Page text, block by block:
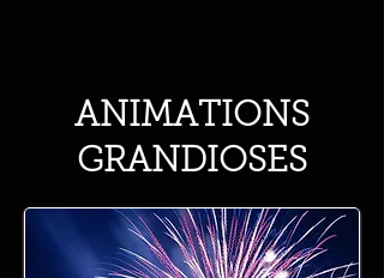
ANIMATIONS
GRANDIOSES